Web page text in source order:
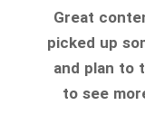
Great
picked up
and plan to
to see